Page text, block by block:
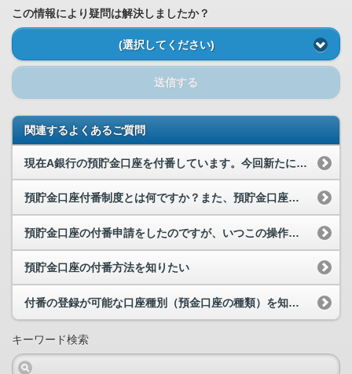
この情報により疑問は解決しましたか？
(選択してください)
送信する
関連するよくあるご質問
現在A銀行の預貯金口座を付番しています。今回新たにB銀行を口座開設すると、自動的に預貯金口座を...
預貯金口座付番制度とは何ですか？また、預貯金口座へ付番するメリットは何ですか。
預貯金口座の付番申請をしたのですが、いつこの操作をしたかを確認したいです。確認することはできる...
預貯金口座の付番方法を知りたい
付番の登録が可能な口座種別（預金口座の種類）を知りたい
キーワード検索